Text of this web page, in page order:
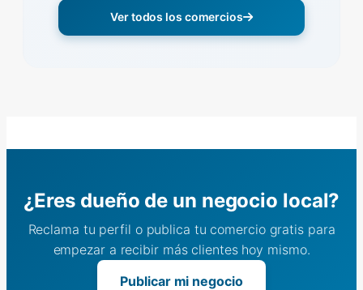
Ver todos los comercios
¿Eres dueño de un negocio local?
Reclama tu perfil o publica tu comercio gratis para
empezar a recibir más clientes hoy mismo.
Publicar mi negocio